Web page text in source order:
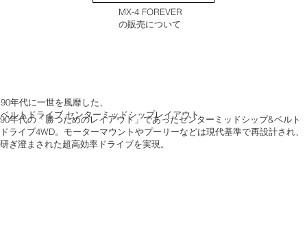
90年代に一世を風靡した、
ベルトドライブ センターミッドシップレイアウト
90年代の「勝つためのレイアウト」であったセンターミッドシップ&ベルト
ドライブ4WD。モーターマウントやプーリーなどは現代基準で再設計され、
研ぎ澄まされた超高効率ドライブを実現。
MX-4 FOREVER
の販売について